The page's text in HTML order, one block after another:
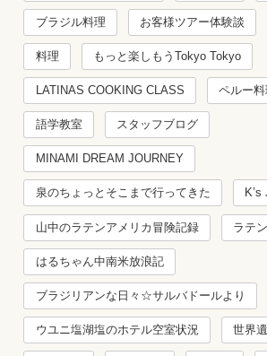
ブラジル料理 お客様ツアー体験談
料理 もっと楽しもうTokyo Tokyo
LATINAS COOKING CLASS ペルー料
語学教室 スタッフブログ
MINAMI DREAM JOURNEY
泉のちょっとそこまで行ってきた
山中のラテンアメリカ冒険記録 ラテ
はるちゃん中南米放浪記
ブラジリアンな日々☆サルバドールより
ウユニ塩湖塩のホテル空室状況 世界